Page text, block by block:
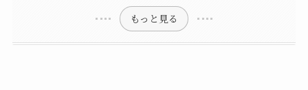
もっと見る